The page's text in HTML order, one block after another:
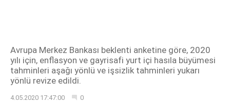
Avrupa Merkez Bankası beklenti anketine göre, 2020
yılı için, enflasyon ve gayrisafi yurt içi hasıla büyümesi
tahminleri aşağı yönlü ve işsizlik tahminleri yukarı
yönlü revize edildi.
4.05.2020 17:47:00 0